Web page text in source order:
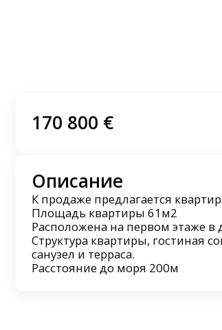
170 800 €
Описание
К продаже предлагается
Площадь квартиры 61м2
Расположена на первом этаже в
Структура квартиры, гостиная
санузел и терраса.
Расстояние до моря 200м